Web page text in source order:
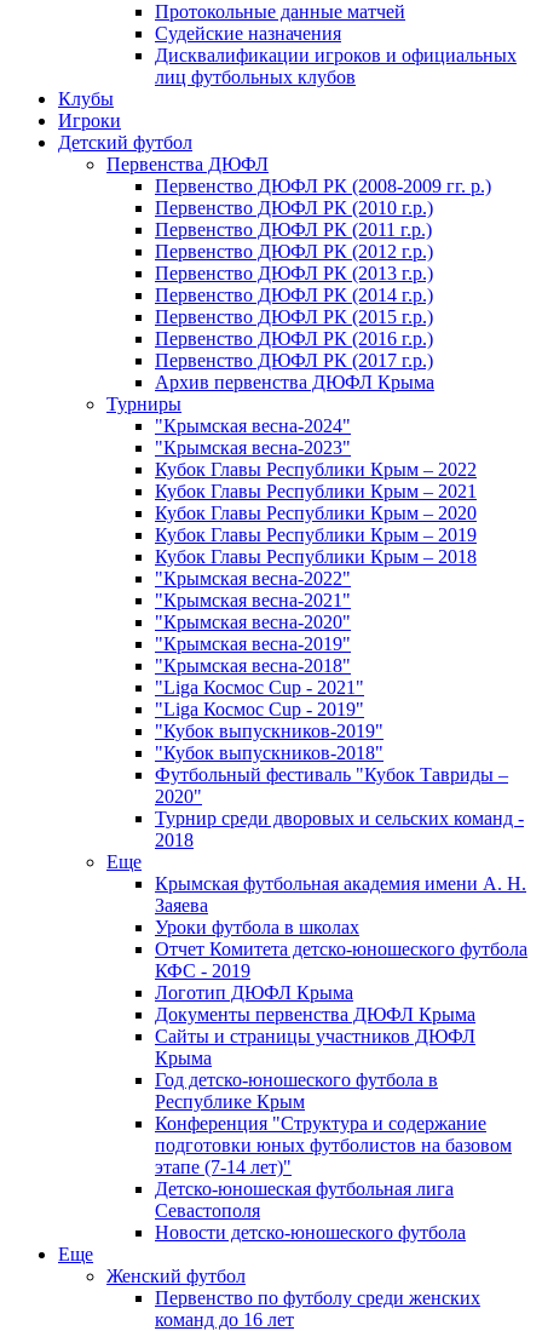
Протокольные данные матчей
Судейские назначения
Дисквалификации игроков и официальных
лиц футбольных клубов
Клубы
Игроки
Детский футбол
Первенства ДЮФЛ
Первенство ДЮФЛ РК (2008-2009 гг. р.)
Первенство ДЮФЛ РК (2010 г.р.)
Первенство ДЮФЛ РК (2011 г.р.)
Первенство ДЮФЛ РК (2012 г.р.)
Первенство ДЮФЛ РК (2013 г.р.)
Первенство ДЮФЛ РК (2014 г.р.)
Первенство ДЮФЛ РК (2015 г.р.)
Первенство ДЮФЛ РК (2016 г.р.)
Первенство ДЮФЛ РК (2017 г.р.)
Архив первенства ДЮФЛ Крыма
Турниры
"Крымская весна-2024"
"Крымская весна-2023"
Кубок Главы Республики Крым – 2022
Кубок Главы Республики Крым – 2021
Кубок Главы Республики Крым – 2020
Кубок Главы Республики Крым – 2019
Кубок Главы Республики Крым – 2018
"Крымская весна-2022"
"Крымская весна-2021"
"Крымская весна-2020"
"Крымская весна-2019"
"Крымская весна-2018"
"Liga Космос Cup - 2021"
"Liga Космос Cup - 2019"
"Кубок выпускников-2019"
"Кубок выпускников-2018"
Футбольный фестиваль "Кубок Тавриды –
2020"
Турнир среди дворовых и сельских команд -
2018
Еще
Крымская футбольная академия имени А. Н.
Заяева
Уроки футбола в школах
Отчет Комитета детско-юношеского футбола
КФС - 2019
Логотип ДЮФЛ Крыма
Документы первенства ДЮФЛ Крыма
Сайты и страницы участников ДЮФЛ
Крыма
Год детско-юношеского футбола в
Республике Крым
Конференция "Структура и содержание
подготовки юных футболистов на базовом
этапе (7-14 лет)"
Детско-юношеская футбольная лига
Севастополя
Новости детско-юношеского футбола
Еще
Женский футбол
Первенство по футболу среди женских
команд до 16 лет